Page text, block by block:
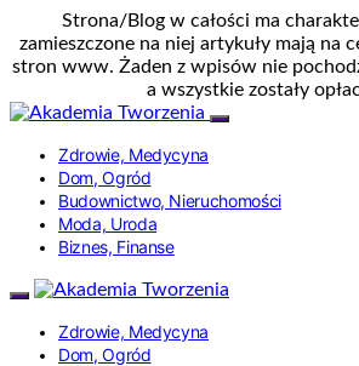
Strona/Blog w całości ma
zamieszczone na niej artykuły mają na
stron www. Żaden z wpisów nie
a wszystkie zostały
Zdrowie, Medycyna
Dom, Ogród
Budownictwo, Nieruchomości
Moda, Uroda
Biznes, Finanse
Zdrowie, Medycyna
Dom, Ogród